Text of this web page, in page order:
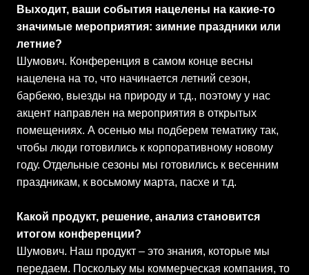
Выходит, ваши события нацелены на какие-то
значимые мероприятия: зимние праздники или
летние?
Шумович. Конференция в самом конце весны
нацелена на то, что начинается летний сезон,
барбекю, выезды на природу и т.д., поэтому у нас
акцент направлен на мероприятия в открытых
помещениях. А осенью мы подберем тематику так,
чтобы люди готовились к корпоративному новому
году. Отдельные сезоны мы готовились к весенним
праздникам, к восьмому марта, пасхе и т.д.
Какой продукт, решение, анализ становится
итогом конференции?
Шумович. Наш продукт – это знания, которые мы
передаем. Поскольку мы коммерческая компания, то